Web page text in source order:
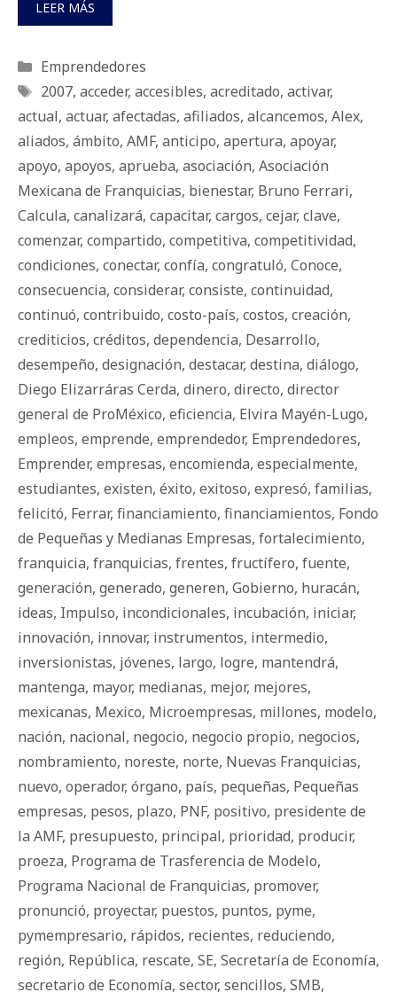
LEER MÁS
Categorías
Emprendedores
Etiquetas
2007, acceder, accesibles, acreditado, activar,
actual, actuar, afectadas, afiliados, alcancemos, Alex,
aliados, ámbito, AMF, anticipo, apertura, apoyar,
apoyo, apoyos, aprueba, asociación, Asociación
Mexicana de Franquicias, bienestar, Bruno Ferrari,
Calcula, canalizará, capacitar, cargos, cejar, clave,
comenzar, compartido, competitiva, competitividad,
condiciones, conectar, confía, congratuló, Conoce,
consecuencia, considerar, consiste, continuidad,
continuó, contribuido, costo-país, costos, creación,
crediticios, créditos, dependencia, Desarrollo,
desempeño, designación, destacar, destina, diálogo,
Diego Elizarráras Cerda, dinero, directo, director
general de ProMéxico, eficiencia, Elvira Mayén-Lugo,
empleos, emprende, emprendedor, Emprendedores,
Emprender, empresas, encomienda, especialmente,
estudiantes, existen, éxito, exitoso, expresó, familias,
felicitó, Ferrar, financiamiento, financiamientos, Fondo
de Pequeñas y Medianas Empresas, fortalecimiento,
franquicia, franquicias, frentes, fructífero, fuente,
generación, generado, generen, Gobierno, huracán,
ideas, Impulso, incondicionales, incubación, iniciar,
innovación, innovar, instrumentos, intermedio,
inversionistas, jóvenes, largo, logre, mantendrá,
mantenga, mayor, medianas, mejor, mejores,
mexicanas, Mexico, Microempresas, millones, modelo,
nación, nacional, negocio, negocio propio, negocios,
nombramiento, noreste, norte, Nuevas Franquicias,
nuevo, operador, órgano, país, pequeñas, Pequeñas
empresas, pesos, plazo, PNF, positivo, presidente de
la AMF, presupuesto, principal, prioridad, producir,
proeza, Programa de Trasferencia de Modelo,
Programa Nacional de Franquicias, promover,
pronunció, proyectar, puestos, puntos, pyme,
pymempresario, rápidos, recientes, reduciendo,
región, República, rescate, SE, Secretaría de Economía,
secretario de Economía, sector, sencillos, SMB,